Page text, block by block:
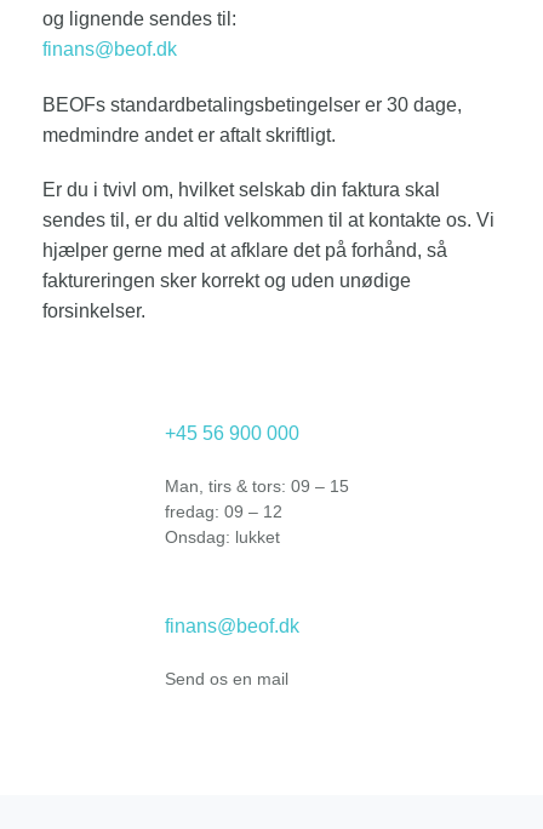
og lignende sendes til:
finans@beof.dk
BEOFs standardbetalingsbetingelser er 30 dage,
medmindre andet er aftalt skriftligt.
Er du i tvivl om, hvilket selskab din faktura skal
sendes til, er du altid velkommen til at kontakte os. Vi
hjælper gerne med at afklare det på forhånd, så
faktureringen sker korrekt og uden unødige
forsinkelser.
+45 56 900 000
Man, tirs & tors: 09 – 15
fredag: 09 – 12
Onsdag: lukket
finans@beof.dk
Send os en mail